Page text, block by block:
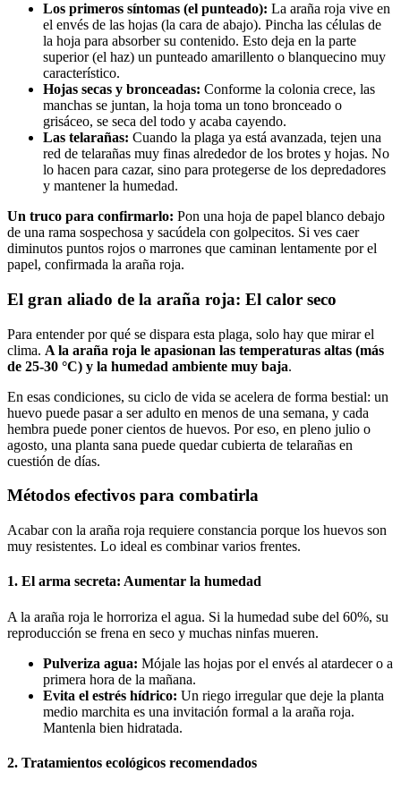
Los primeros síntomas (el punteado): La araña roja vive en
el envés de las hojas (la cara de abajo). Pincha las células de
la hoja para absorber su contenido. Esto deja en la parte
superior (el haz) un punteado amarillento o blanquecino muy
característico.
Hojas secas y bronceadas: Conforme la colonia crece, las
manchas se juntan, la hoja toma un tono bronceado o
grisáceo, se seca del todo y acaba cayendo.
Las telarañas: Cuando la plaga ya está avanzada, tejen una
red de telarañas muy finas alrededor de los brotes y hojas. No
lo hacen para cazar, sino para protegerse de los depredadores
y mantener la humedad.
Un truco para confirmarlo: Pon una hoja de papel blanco debajo
de una rama sospechosa y sacúdela con golpecitos. Si ves caer
diminutos puntos rojos o marrones que caminan lentamente por el
papel, confirmada la araña roja.
El gran aliado de la araña roja: El calor seco
Para entender por qué se dispara esta plaga, solo hay que mirar el
clima. A la araña roja le apasionan las temperaturas altas (más
de 25-30 °C) y la humedad ambiente muy baja.
En esas condiciones, su ciclo de vida se acelera de forma bestial: un
huevo puede pasar a ser adulto en menos de una semana, y cada
hembra puede poner cientos de huevos. Por eso, en pleno julio o
agosto, una planta sana puede quedar cubierta de telarañas en
cuestión de días.
Métodos efectivos para combatirla
Acabar con la araña roja requiere constancia porque los huevos son
muy resistentes. Lo ideal es combinar varios frentes.
1. El arma secreta: Aumentar la humedad
A la araña roja le horroriza el agua. Si la humedad sube del 60%, su
reproducción se frena en seco y muchas ninfas mueren.
Pulveriza agua: Mójale las hojas por el envés al atardecer o a
primera hora de la mañana.
Evita el estrés hídrico: Un riego irregular que deje la planta
medio marchita es una invitación formal a la araña roja.
Mantenla bien hidratada.
2. Tratamientos ecológicos recomendados